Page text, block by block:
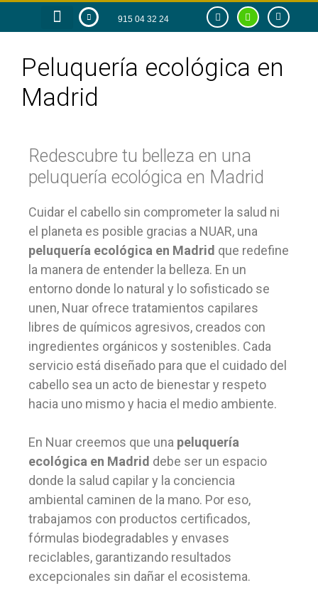
915 04 32 24
Peluquería ecológica en
Madrid
Redescubre tu belleza en una
peluquería ecológica en Madrid
Cuidar el cabello sin comprometer la salud ni
el planeta es posible gracias a NUAR, una
peluquería ecológica en Madrid que redefine
la manera de entender la belleza. En un
entorno donde lo natural y lo sofisticado se
unen, Nuar ofrece tratamientos capilares
libres de químicos agresivos, creados con
ingredientes orgánicos y sostenibles. Cada
servicio está diseñado para que el cuidado del
cabello sea un acto de bienestar y respeto
hacia uno mismo y hacia el medio ambiente.
En Nuar creemos que una peluquería
ecológica en Madrid debe ser un espacio
donde la salud capilar y la conciencia
ambiental caminen de la mano. Por eso,
trabajamos con productos certificados,
fórmulas biodegradables y envases
reciclables, garantizando resultados
excepcionales sin dañar el ecosistema.